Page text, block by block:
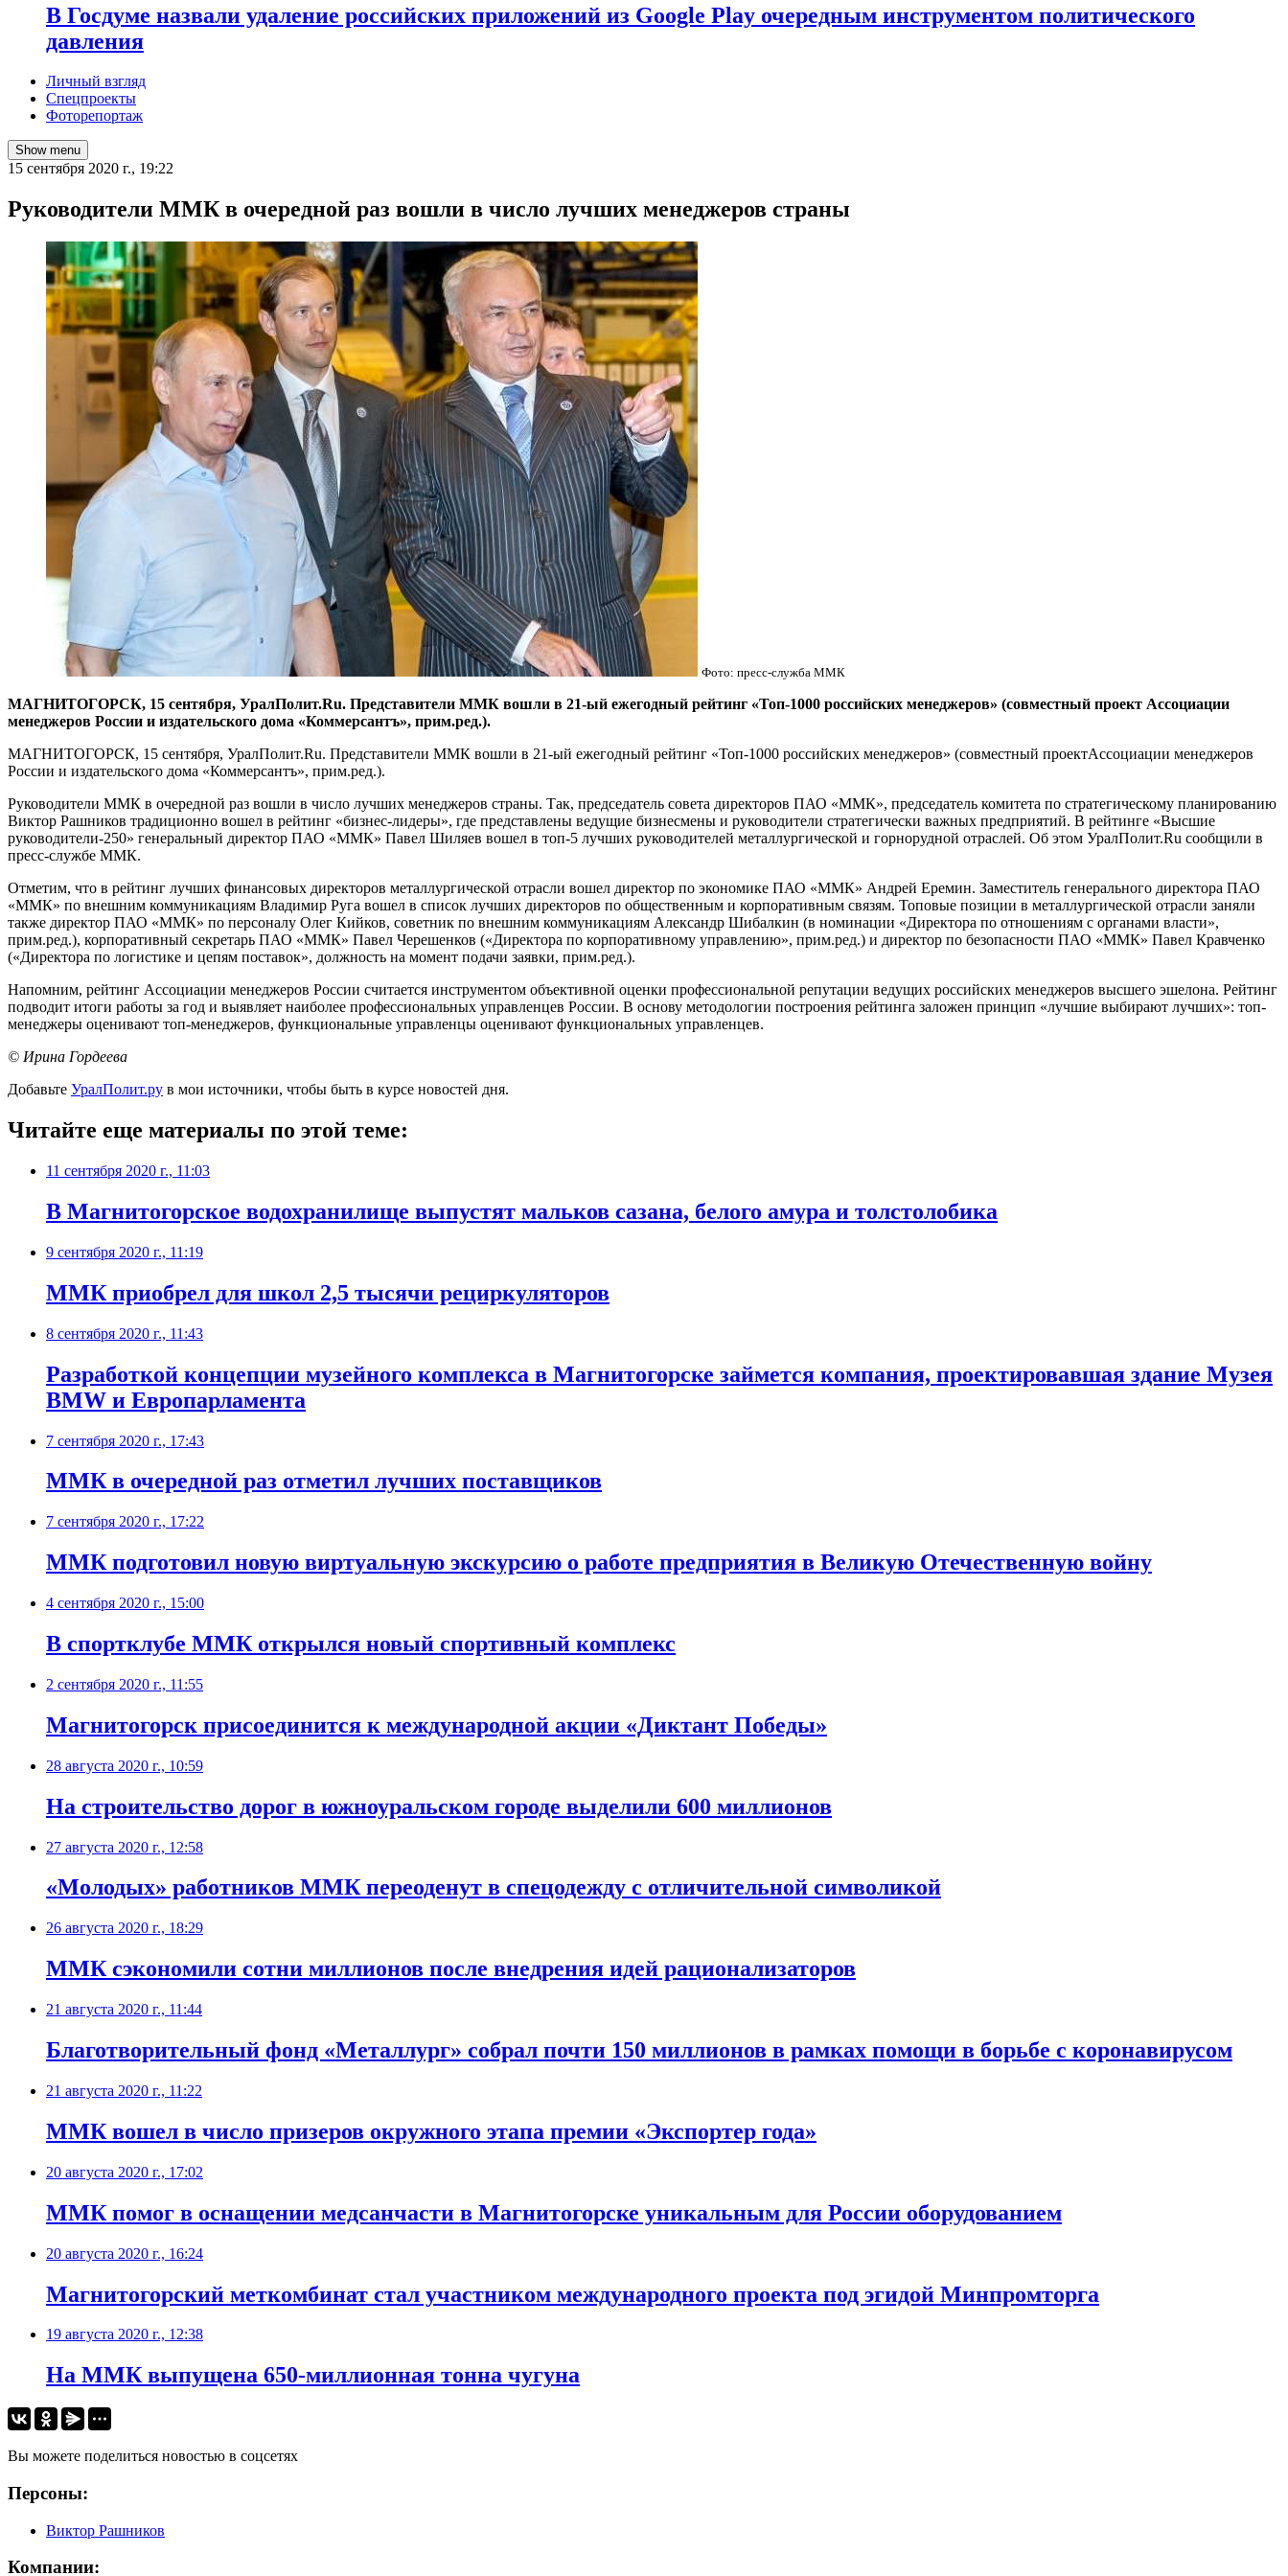
В Госдуме назвали удаление российских приложений из Google Play очередным инструментом политического
давления
Личный взгляд
Спецпроекты
Фоторепортаж
Show menu
15 сентября 2020 г., 19:22
Руководители ММК в очередной раз вошли в число лучших менеджеров страны
Фото: пресс-служба ММК
МАГНИТОГОРСК, 15 сентября, УралПолит.Ru. Представители ММК вошли в 21-ый ежегодный рейтинг «Топ-1000 российских менеджеров» (совместный проект Ассоциации
менеджеров России и издательского дома «Коммерсантъ», прим.ред.).
МАГНИТОГОРСК, 15 сентября, УралПолит.Ru. Представители ММК вошли в 21-ый ежегодный рейтинг «Топ-1000 российских менеджеров» (совместный проектАссоциации менеджеров
России и издательского дома «Коммерсантъ», прим.ред.).
Руководители ММК в очередной раз вошли в число лучших менеджеров страны. Так, председатель совета директоров ПАО «ММК», председатель комитета по стратегическому планированию
Виктор Рашников традиционно вошел в рейтинг «бизнес-лидеры», где представлены ведущие бизнесмены и руководители стратегически важных предприятий. В рейтинге «Высшие
руководители-250» генеральный директор ПАО «ММК» Павел Шиляев вошел в топ-5 лучших руководителей металлургической и горнорудной отраслей. Об этом УралПолит.Ru сообщили в
пресс-службе ММК.
Отметим, что в рейтинг лучших финансовых директоров металлургической отрасли вошел директор по экономике ПАО «ММК» Андрей Еремин. Заместитель генерального директора ПАО
«ММК» по внешним коммуникациям Владимир Руга вошел в список лучших директоров по общественным и корпоративным связям. Топовые позиции в металлургической отрасли заняли
также директор ПАО «ММК» по персоналу Олег Кийков, советник по внешним коммуникациям Александр Шибалкин (в номинации «Директора по отношениям с органами власти»,
прим.ред.), корпоративный секретарь ПАО «ММК» Павел Черешенков («Директора по корпоративному управлению», прим.ред.) и директор по безопасности ПАО «ММК» Павел Кравченко
(«Директора по логистике и цепям поставок», должность на момент подачи заявки, прим.ред.).
Напомним, рейтинг Ассоциации менеджеров России считается инструментом объективной оценки профессиональной репутации ведущих российских менеджеров высшего эшелона. Рейтинг
подводит итоги работы за год и выявляет наиболее профессиональных управленцев России. В основу методологии построения рейтинга заложен принцип «лучшие выбирают лучших»: топ-
менеджеры оценивают топ-менеджеров, функциональные управленцы оценивают функциональных управленцев.
© Ирина Гордеева
Добавьте УралПолит.ру в мои источники, чтобы быть в курсе новостей дня.
Читайте еще материалы по этой теме:
11 сентября 2020 г., 11:03
В Магнитогорское водохранилище выпустят мальков сазана, белого амура и толстолобика
9 сентября 2020 г., 11:19
ММК приобрел для школ 2,5 тысячи рециркуляторов
8 сентября 2020 г., 11:43
Разработкой концепции музейного комплекса в Магнитогорске займется компания, проектировавшая здание Музея
BMW и Европарламента
7 сентября 2020 г., 17:43
ММК в очередной раз отметил лучших поставщиков
7 сентября 2020 г., 17:22
ММК подготовил новую виртуальную экскурсию о работе предприятия в Великую Отечественную войну
4 сентября 2020 г., 15:00
В спортклубе ММК открылся новый спортивный комплекс
2 сентября 2020 г., 11:55
Магнитогорск присоединится к международной акции «Диктант Победы»
28 августа 2020 г., 10:59
​На строительство дорог в южноуральском городе выделили 600 миллионов
27 августа 2020 г., 12:58
«Молодых» работников ММК переоденут в спецодежду с отличительной символикой
26 августа 2020 г., 18:29
ММК сэкономили сотни миллионов после внедрения идей рационализаторов
21 августа 2020 г., 11:44
Благотворительный фонд «Металлург» собрал почти 150 миллионов в рамках помощи в борьбе с коронавирусом
21 августа 2020 г., 11:22
ММК вошел в число призеров окружного этапа премии «Экспортер года»
20 августа 2020 г., 17:02
ММК помог в оснащении медсанчасти в Магнитогорске уникальным для России оборудованием
20 августа 2020 г., 16:24
Магнитогорский меткомбинат стал участником международного проекта под эгидой Минпромторга
19 августа 2020 г., 12:38
На ММК выпущена 650-миллионная тонна чугуна
Вы можете поделиться новостью в соцсетях
Персоны:
Виктор Рашников
Компании: